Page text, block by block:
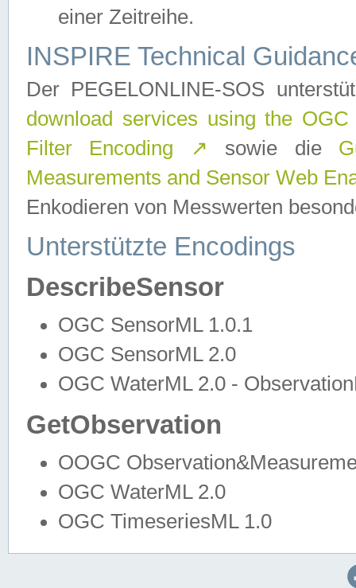
einer Zeitreihe.
INSPIRE Technical
Der PEGELONLINE-SOS
download services using the
Filter Encoding
↗ sowie die
Measurements and Sensor Web
Enkodieren von Messwerten
Unterstützte Encodings
DescribeSensor
OGC SensorML 1.0.1
OGC SensorML 2.0
OGC WaterML 2.0 -
GetObservation
OOGC
OGC WaterML 2.0
OGC TimeseriesML 1.0